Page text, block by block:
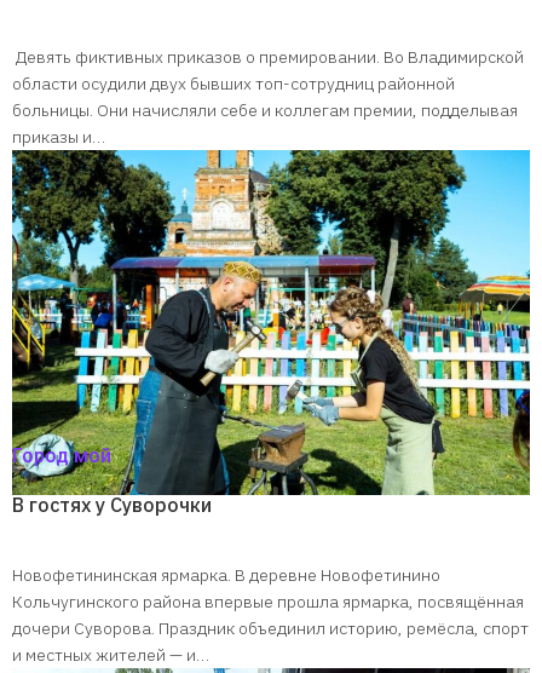
Девять фиктивных приказов о премировании. Во Владимирской
области осудили двух бывших топ-сотрудниц районной
больницы. Они начисляли себе и коллегам премии, подделывая
приказы и…
Город мой
В гостях у Суворочки
Новофетининская ярмарка. В деревне Новофетинино
Кольчугинского района впервые прошла ярмарка, посвящённая
дочери Суворова. Праздник объединил историю, ремёсла, спорт
и местных жителей — и…